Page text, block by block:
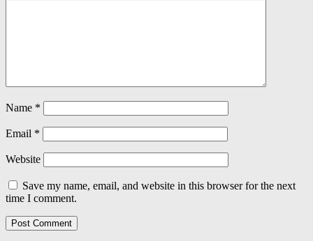
Name *
Email *
Website
Save my name, email, and website in this browser for the next
time I comment.